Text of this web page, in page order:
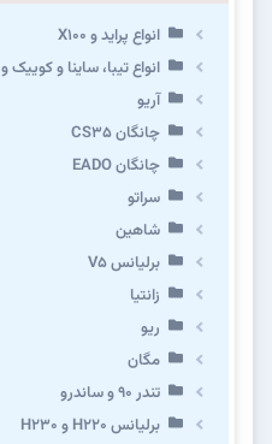
انواع پراید و X100
انواع تیبا، ساینا و کوییک و X200
آریو
چانگان CS35
چانگان EADO
سراتو
شاهین
برلیانس V5
زانتیا
ریو
مگان
تندر ۹۰ و ساندرو
برلیانس H220 و H230